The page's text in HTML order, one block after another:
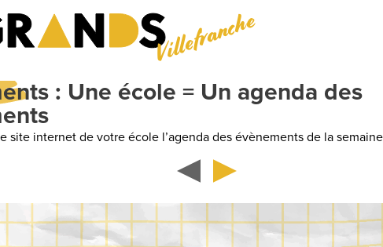
Villefranche
= Un agenda des
école l’agenda des évènements de la semaine